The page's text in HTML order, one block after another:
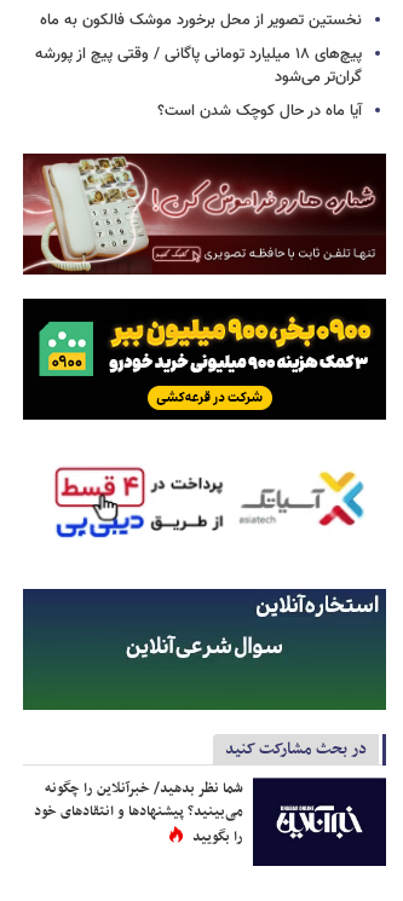
نخستین تصویر از محل برخورد موشک فالکون به ماه
پیچ‌های ۱۸ میلیارد تومانی پاگانی / وقتی پیچ از پورشه
گران‌تر می‌شود
آیا ماه در حال کوچک شدن است؟
در بحث مشارکت کنید
شما نظر بدهید/ خبرآنلاین را چگونه
می‌بینید؟ پیشنهادها و انتقادهای خود
را بگویید